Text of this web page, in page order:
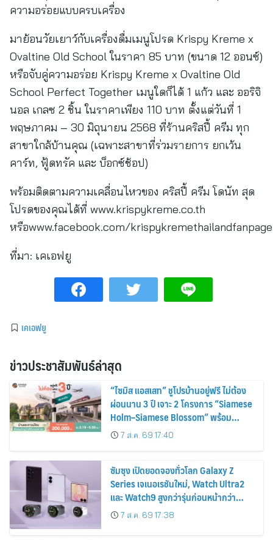
ความอร่อยแบบครบเครื่อง
มาย้อนวัยเยาว์กับเครื่องดื่มเมนูโปรด Krispy Kreme x
Ovaltine Old School ในราคา 85 บาท (ขนาด 12 ออนซ์)
หรือจับคู่ความอร่อย Krispy Kreme x Ovaltine Old
School Perfect Together เมนูใดก็ได้ 1 แก้ว และ ออริจิ
นอล เกลซ 2 ชิ้น ในราคาเพียง 110 บาท ตั้งแต่วันที่ 1
พฤษภาคม – 30 มิถุนายน 2568 ที่ร้านคริสปี้ ครีม ทุก
สาขาใกล้บ้านคุณ (เฉพาะสาขาที่ร่วมรายการ ยกเว้น
คาร์ท, ฟู้ดทรัค และ บ็อกซ์ช้อป)
พร้อมติดตามความเคลื่อนไหวของ คริสปี้ ครีม โดนัท สุด
โปรดของคุณได้ที่ www.krispykreme.co.th
หรือwww.facebook.com/krispykremethailandfanpage
ที่มา: เคเอฟยู
เคเอฟยู
ข่าวประชาสัมพันธ์ล่าสุด
“ไซมิส แอสเสท” ชูโปรบ้านอยู่ฟรี ไม่ต้อง
ผ่อนนาน 3 ปี เจาะ 2 โครงการ “Siamese
Holm–Siamese Blossom” พร้อม
ส่วนลดและสิทธิพิเศษถึง 31 สิงหาคม
2569
7 ส.ค. 69 17:40
ซัมซุง เปิดยอดจองทั่วโลก Galaxy Z
Series เจเนอเรชันใหม่, Watch Ultra2
และ Watch9 สูงกว่ารุ่นก่อนหน้ากว่า
30%7 ส.ค. 69 17:38